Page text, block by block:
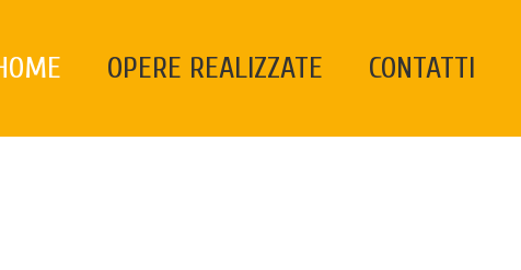
OPERE REALIZZATE CONTATTI